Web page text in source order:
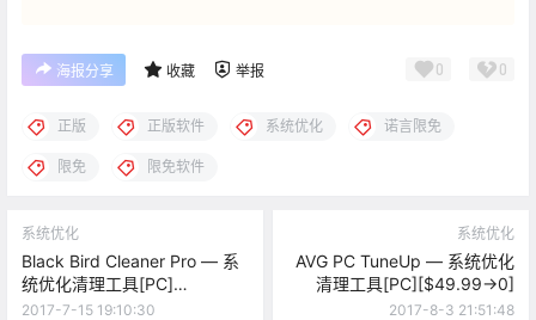
海报分享 收藏 举报 0 0
正版 正版软件 系统优化 诺言限免
限免 限免软件
系统优化
Black Bird Cleaner Pro — 系
统优化清理工具[PC]
[$29.95→0]
2017-7-15 19:10:30
系统优化
AVG PC TuneUp — 系统优化
清理工具[PC][$49.99→0]
2017-8-3 21:51:48